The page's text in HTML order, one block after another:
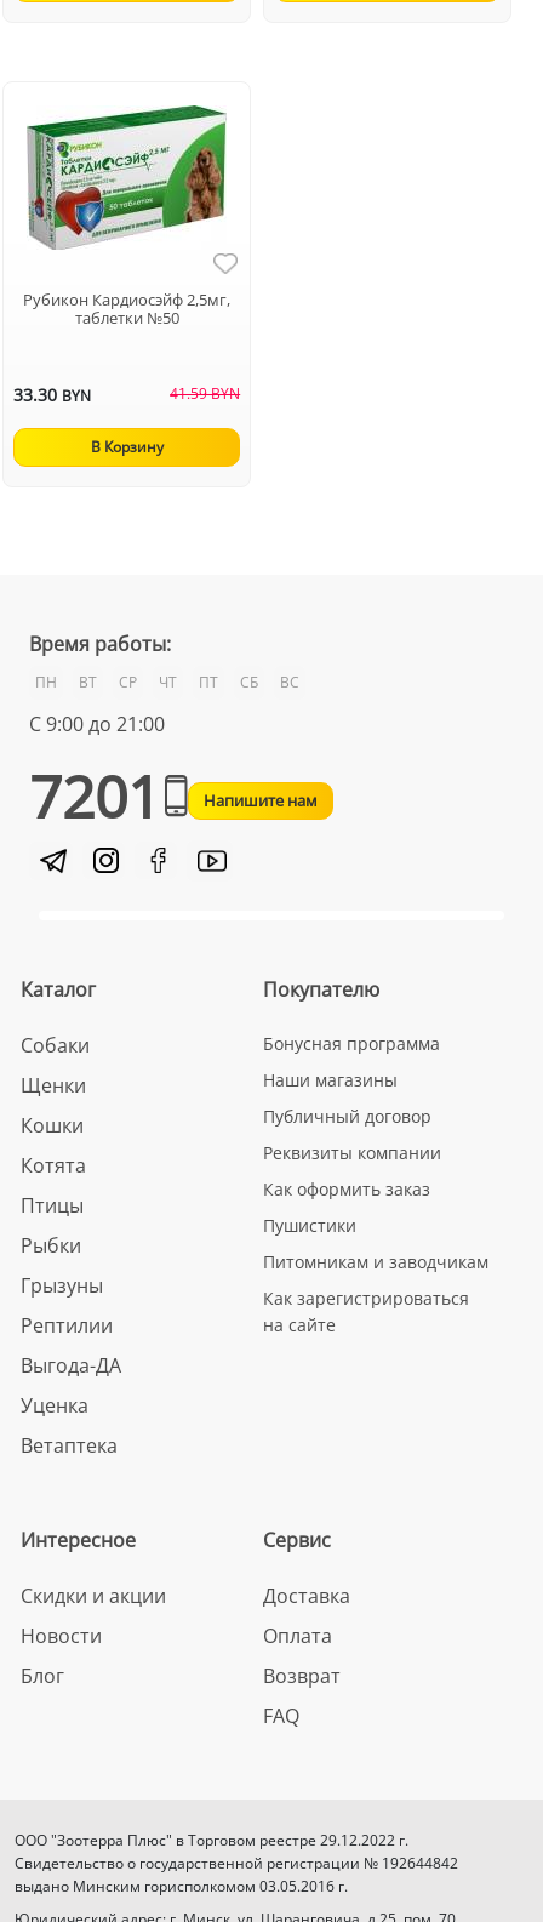
Рубикон Кардиосэйф 2,5мг,
таблетки №50
33.30 BYN 41.59 BYN
В Корзину
Время работы:
ПН ВТ СР ЧТ ПТ СБ ВС
С 9:00 до 21:00
7201 Напишите нам
Каталог
Собаки
Щенки
Кошки
Котята
Птицы
Рыбки
Грызуны
Рептилии
Выгода-ДА
Уценка
Ветаптека
Покупателю
Бонусная программа
Наши магазины
Публичный договор
Реквизиты компании
Как оформить заказ
Пушистики
Питомникам и заводчикам
Как зарегистрироваться
на сайте
Интересное
Скидки и акции
Новости
Блог
Сервис
Доставка
Оплата
Возврат
FAQ
ООО "Зоотерра Плюс" в Торговом реестре 29.12.2022 г.
Свидетельство о государственной регистрации № 192644842
выдано Минским горисполкомом 03.05.2016 г.